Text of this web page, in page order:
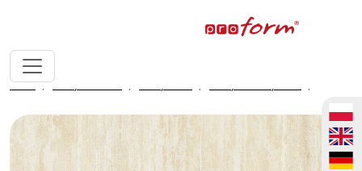
home fronty meblowe